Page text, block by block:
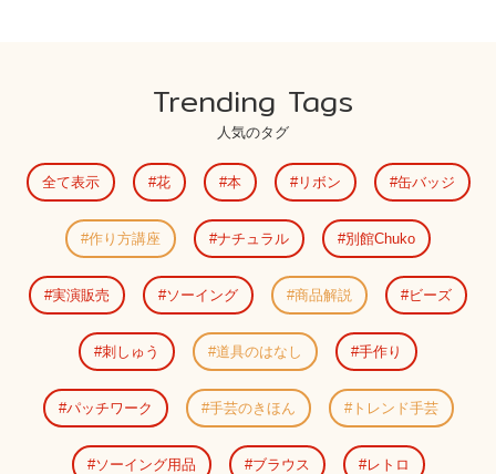
Trending Tags
人気のタグ
全て表示 花 本 リボン 缶バッジ
作り方講座 ナチュラル 別館Chuko
実演販売 ソーイング 商品解説 ビーズ
刺しゅう 道具のはなし 手作り
パッチワーク 手芸のきほん トレンド手芸
ソーイング用品 ブラウス レトロ